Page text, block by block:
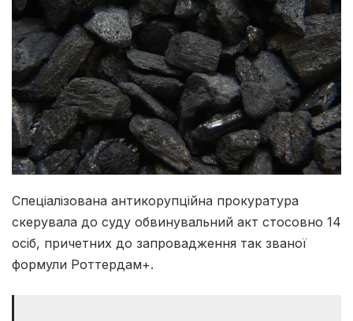
Спеціалізована антикорупційна прокуратура
скерувала до суду обвинувальний акт стосовно 14
осіб, причетних до запровадження так званої
формули Роттердам+.